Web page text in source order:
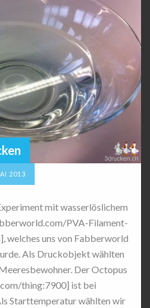
2013
mit wasserlöslichem
PVA-Filament-
welches uns von Fabberworld
Als Druckobjekt wählten
Der Octopus
thing:7900] ist bei
Starttemperatur wählten wir